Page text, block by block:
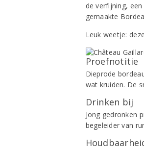
de verfijning,
gemaakte
Leuk weetje:
Proefnotitie
Dieprode
wat kruiden. De
Drinken bij
Jong gedronken
begeleider van